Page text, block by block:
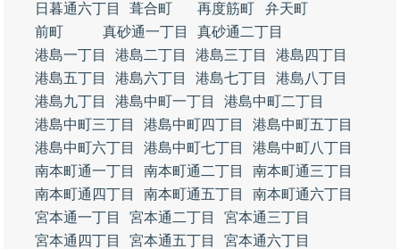
日暮通六丁目
葺合町 再度筋町
弁天町
前町
真砂通一丁目
真砂通二丁目
港島一丁目
港島二丁目 港島三丁目
港島四丁目
港島五丁目
港島六丁目 港島七丁目
港島八丁目
港島九丁目
港島中町一丁目
港島中町二丁目
港島中町三丁目
港島中町四丁目
港島中町五丁目
港島中町六丁目
港島中町七丁目
港島中町八丁目
南本町通一丁目
南本町通二丁目
南本町通三丁目
南本町通四丁目
南本町通五丁目
南本町通六丁目
宮本通一丁目
宮本通二丁目
宮本通三丁目
宮本通四丁目
宮本通五丁目
宮本通六丁目